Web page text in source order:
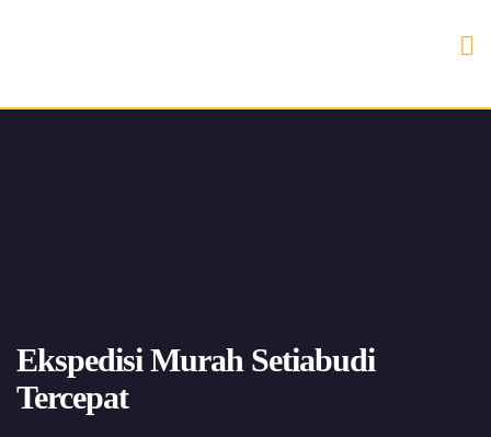
Ekspedisi Murah Setiabudi
Tercepat